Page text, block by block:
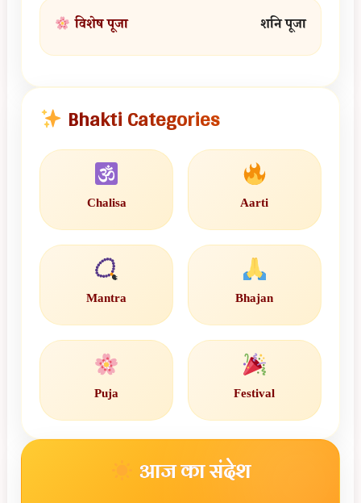
विशेष पूजा शनि पूजा
Bhakti Categories
Chalisa Aarti
Mantra Bhajan
Puja Festival
आज का संदेश